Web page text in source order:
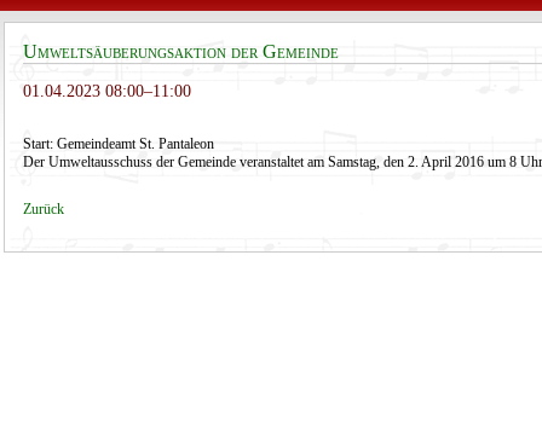
Umweltsäuberungsaktion der Gemeinde
01.04.2023 08:00–11:00
Start: Gemeindeamt St. Pantaleon
Der Umweltausschuss der Gemeinde veranstaltet am Samstag, den 2. April 2016 um 8
Zurück